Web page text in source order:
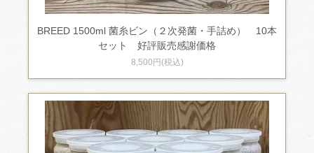
BREED 1500ml 菌糸ビン（２次発菌・手詰め） 10本
セット 好評販売感謝価格
8,500円(税込)